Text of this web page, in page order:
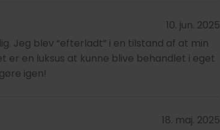
10. jun. 2025
Jeg blev “efterladt” i en tilstand af at min
er en luksus at kunne blive behandlet i eget
igen!
18. maj. 2025